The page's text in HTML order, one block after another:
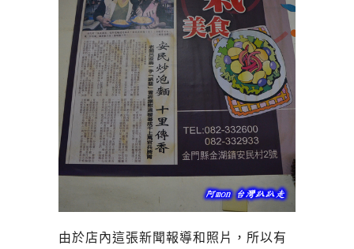
由於店內這張新聞報導和照片，所以有